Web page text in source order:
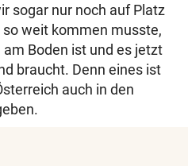
sogar nur noch auf Platz
so weit kommen musste,
Boden ist und es jetzt
braucht. Denn eines ist
auch in den